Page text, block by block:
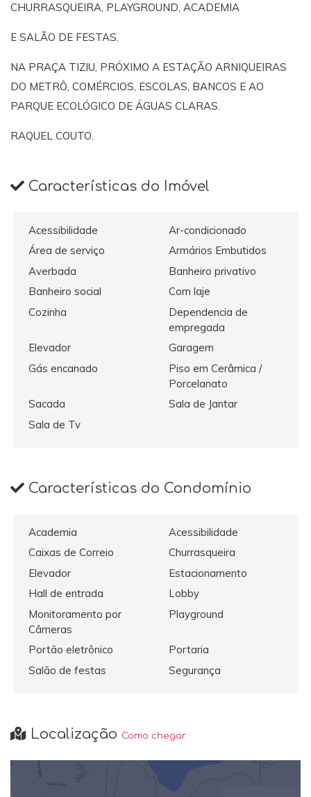
CHURRASQUEIRA, PLAYGROUND, ACADEMIA
E SALÃO DE FESTAS.
NA PRAÇA TIZIU, PRÓXIMO A ESTAÇÃO ARNIQUEIRAS
DO METRÔ, COMÉRCIOS, ESCOLAS, BANCOS E AO
PARQUE ECOLÓGICO DE ÁGUAS CLARAS.
RAQUEL COUTO.
Características do Imóvel
Acessibilidade
Ar-condicionado
Área de serviço
Armários Embutidos
Averbada
Banheiro privativo
Banheiro social
Com laje
Cozinha
Dependencia de
empregada
Elevador
Garagem
Gás encanado
Piso em Cerâmica /
Porcelanato
Sacada
Sala de Jantar
Sala de Tv
Características do Condomínio
Academia
Acessibilidade
Caixas de Correio
Churrasqueira
Elevador
Estacionamento
Hall de entrada
Lobby
Monitoramento por
Câmeras
Playground
Portão eletrônico
Portaria
Salão de festas
Segurança
Localização Como chegar